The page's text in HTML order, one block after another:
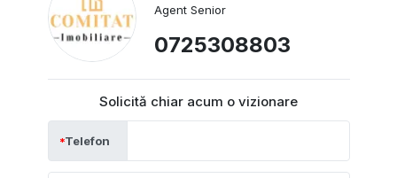
Agent Senior
0725308803
Solicită chiar acum o vizionare
Telefon